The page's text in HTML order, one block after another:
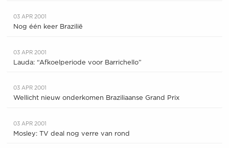
03 APR 2001
Nog één keer Brazilië
03 APR 2001
Lauda: “Afkoelperiode voor Barrichello”
03 APR 2001
Wellicht nieuw onderkomen Braziliaanse Grand Prix
03 APR 2001
Mosley: TV deal nog verre van rond